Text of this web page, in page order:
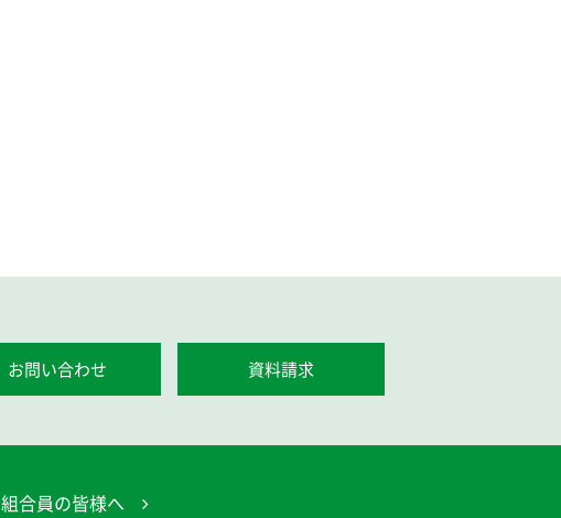
お問い合わせ 資料請求
組合員の皆様へ